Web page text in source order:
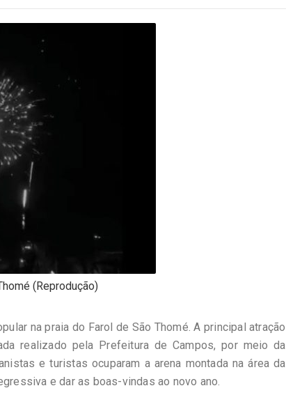
(Reprodução)
na praia do Farol de São Thomé. A principal atração
realizado pela Prefeitura de Campos, por meio da
e turistas ocuparam a arena montada na área da
e dar as boas-vindas ao novo ano.